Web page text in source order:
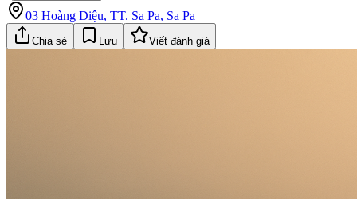
03 Hoàng Diệu, TT. Sa Pa, Sa Pa
Chia sẻ Lưu Viết đánh giá